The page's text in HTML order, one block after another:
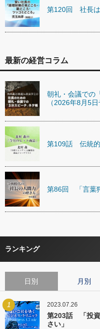
第120回 社長は
最新の経営コラム
朝礼・会議での
（2026年8月5日
第109話 伝統的
第86回 「言葉
ランキング
日別 月別
1 2023.07.26
第203話 「投資
さい」